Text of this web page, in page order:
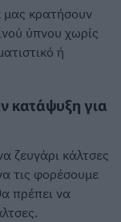
μας κρατήσουν
ύπνου χωρίς
ή
κατάψυξη για
ζευγάρι κάλτσες
τις φορέσουμε
πρέπει να